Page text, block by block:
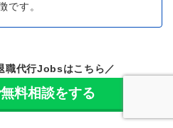
です。
職代行Jobsはこちら／
料相談をする